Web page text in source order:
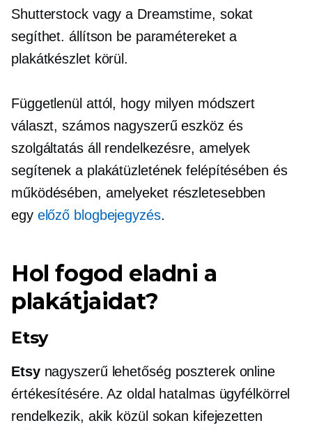
Shutterstock vagy a Dreamstime, sokat
segíthet. állítson be paramétereket a
plakátkészlet körül.
Függetlenül attól, hogy milyen módszert
választ, számos nagyszerű eszköz és
szolgáltatás áll rendelkezésre, amelyek
segítenek a plakátüzletének felépítésében és
működésében, amelyeket részletesebben
egy előző blogbejegyzés.
Hol fogod eladni a
plakátjaidat?
Etsy
Etsynagyszerű lehetőség poszterek online
értékesítésére. Az oldal hatalmas ügyfélkörrel
rendelkezik, akik közül sokan kifejezetten